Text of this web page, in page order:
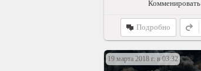
Комменировать
Подробно
19 марта 2018 г. в 03:32